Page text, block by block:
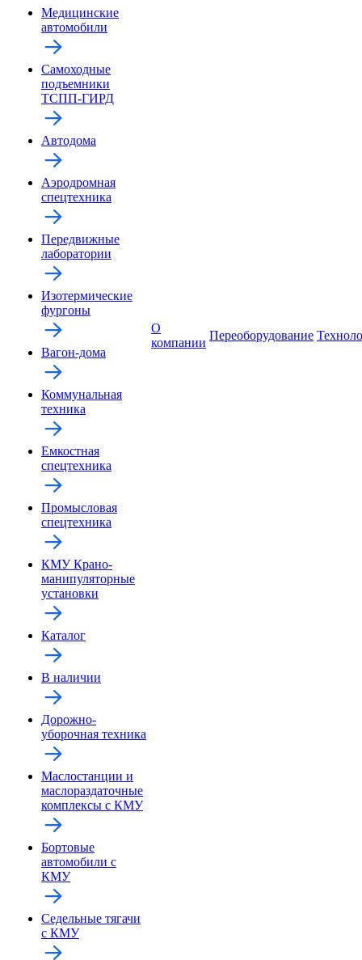
Медицинские
автомобили
Самоходные
подъемники
ТСПП-ГИРД
Автодома
Аэродромная
спецтехника
Передвижные
лаборатории
Изотермические
фургоны
Вагон-дома
Коммунальная
техника
Емкостная
спецтехника
Промысловая
спецтехника
КМУ Крано-
манипуляторные
установки
Каталог
В наличии
Дорожно-
уборочная техника
Маслостанции и
маслораздаточные
комплексы с КМУ
Бортовые
автомобили с
КМУ
Седельные тягачи
с КМУ
О
компании
Переоборудование